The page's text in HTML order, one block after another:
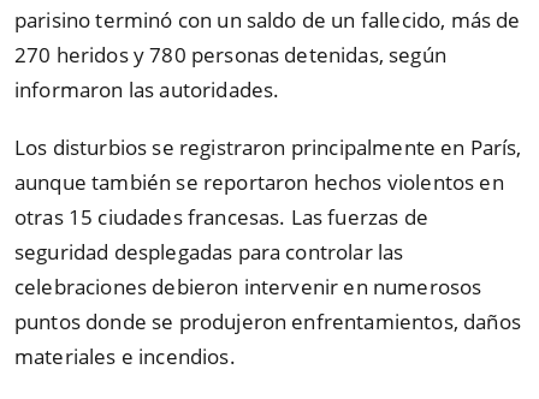
parisino terminó con un saldo de un fallecido, más de
270 heridos y 780 personas detenidas, según
informaron las autoridades.
Los disturbios se registraron principalmente en París,
aunque también se reportaron hechos violentos en
otras 15 ciudades francesas. Las fuerzas de
seguridad desplegadas para controlar las
celebraciones debieron intervenir en numerosos
puntos donde se produjeron enfrentamientos, daños
materiales e incendios.